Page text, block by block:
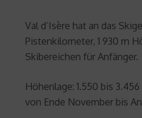
Val d’Isère hat an das
Pistenkilometer, 1 930 m
Skibereichen für Anfänger.
Höhenlage: 1.550 bis
von Ende November bis